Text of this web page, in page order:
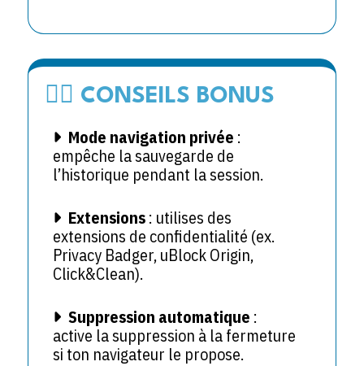
🕵️‍♂️ CONSEILS BONUS
Mode navigation privée :
empêche la sauvegarde de
l’historique pendant la session.
Extensions: utilises des
extensions de confidentialité (ex.
Privacy Badger, uBlock Origin,
Click&Clean).
Suppression automatique :
active la suppression à la fermeture
si ton navigateur le propose.